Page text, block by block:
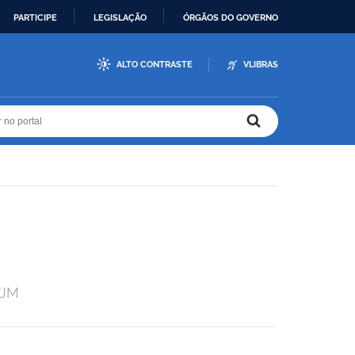
PARTICIPE LEGISLAÇÃO ÓRGÃOS DO GOVERNO
ALTO CONTRASTE VLIBRAS